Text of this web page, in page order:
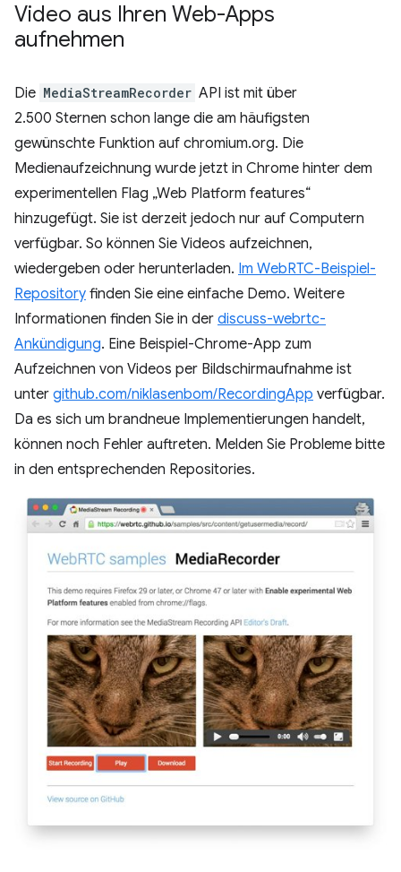
Video aus Ihren Web-Apps
aufnehmen
Die MediaStreamRecorder API ist mit über
2.500 Sternen schon lange die am häufigsten
gewünschte Funktion auf chromium.org. Die
Medienaufzeichnung wurde jetzt in Chrome hinter dem
experimentellen Flag „Web Platform features“
hinzugefügt. Sie ist derzeit jedoch nur auf Computern
verfügbar. So können Sie Videos aufzeichnen,
wiedergeben oder herunterladen. Im WebRTC-Beispiel-
Repository finden Sie eine einfache Demo. Weitere
Informationen finden Sie in der discuss-webrtc-
Ankündigung. Eine Beispiel-Chrome-App zum
Aufzeichnen von Videos per Bildschirmaufnahme ist
unter github.com/niklasenbom/RecordingApp verfügbar.
Da es sich um brandneue Implementierungen handelt,
können noch Fehler auftreten. Melden Sie Probleme bitte
in den entsprechenden Repositories.